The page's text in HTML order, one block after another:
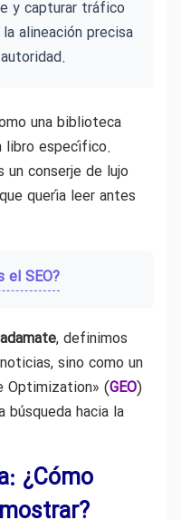
y capturar tráfico
alineación precisa
una biblioteca
libro específico.
un conserje de lujo
quería leer antes
el SEO?
, definimos
sino como un
Optimization» (GEO)
búsqueda hacia la
¿Cómo